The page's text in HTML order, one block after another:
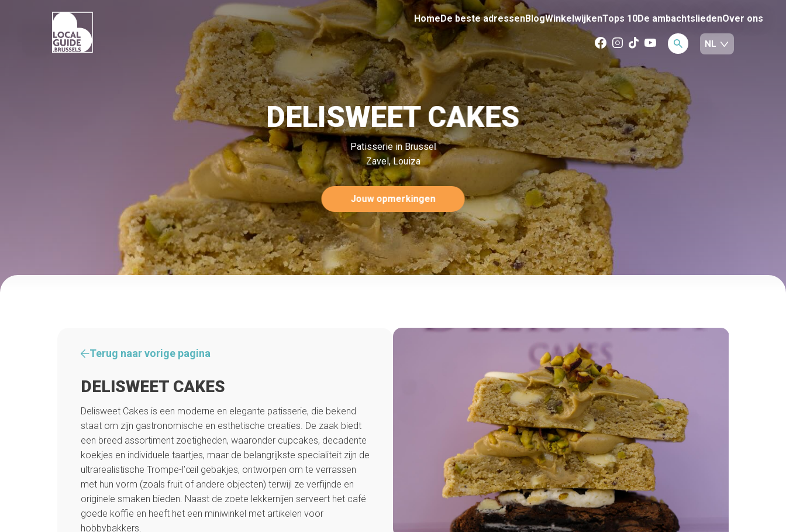
HomeDe beste adressenBlogWinkelwijkenTops 10De ambachtsliedenOver ons
DELISWEET CAKES
Patisserie in Brussel
Zavel, Louiza
Jouw opmerkingen
Terug naar vorige pagina
DELISWEET CAKES
Delisweet Cakes is een moderne en elegante patisserie, die bekend
staat om zijn gastronomische en esthetische creaties. De zaak biedt
een breed assortiment zoetigheden, waaronder cupcakes, decadente
koekjes en individuele taartjes, maar de belangrijkste specialiteit zijn de
ultrarealistische Trompe-l’œil gebakjes, ontworpen om te verrassen
met hun vorm (zoals fruit of andere objecten) terwijl ze verfijnde en
originele smaken bieden. Naast de zoete lekkernijen serveert het café
goede koffie en heeft het een miniwinkel met artikelen voor
hobbybakkers.